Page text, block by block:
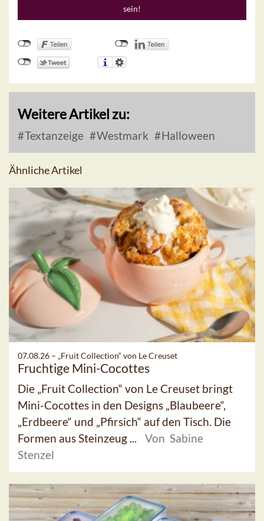
sein!
Weitere Artikel zu:
Textanzeige Westmark Halloween
Ähnliche Artikel
07.08.26 – „Fruit Collection“ von Le Creuset
Fruchtige Mini-Cocottes
Die „Fruit Collection“ von Le Creuset bringt
Mini-Cocottes in den Designs „Blaubeere“,
„Erdbeere“ und „Pfirsich“ auf den Tisch. Die
Formen aus Steinzeug ...
Von Sabine
Stenzel